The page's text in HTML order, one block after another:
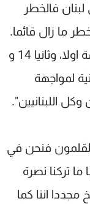
فالخطر
ما زال قائما.
وبالتالي هذا يفرض على اللبنانيين حكومة اولا، وثانيا 14 و
لمواجهة
اللبنانيين".
فنحن في
ما تركنا نصرة
مجددا اننا كما